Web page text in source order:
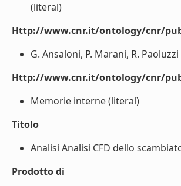
(literal)
Http://www.cnr.it/ontology/cnr/
G. Ansaloni, P. Marani, R.
Http://www.cnr.it/ontology/cnr/
Memorie interne (literal)
Titolo
Analisi Analisi CFD dello
Prodotto di